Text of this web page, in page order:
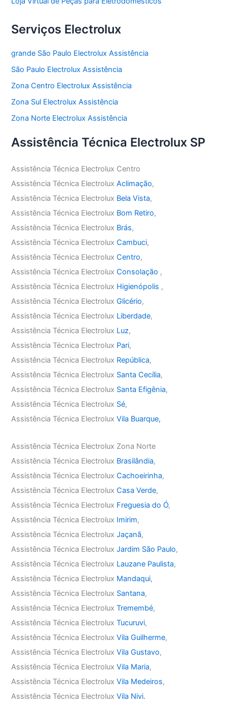
Serviços Electrolux
grande São Paulo Electrolux Assistência
São Paulo Electrolux Assistência
Zona Centro Electrolux Assistência
Zona Sul Electrolux Assistência
Zona Norte Electrolux Assistência
Assistência Técnica Electrolux SP
Assistência Técnica Electrolux Centro
Assistência Técnica ElectroluxAclimação,
Assistência Técnica Electrolux Bela Vista,
Assistência Técnica Electrolux Bom Retiro,
Assistência Técnica Electrolux Brás,
Assistência Técnica ElectroluxCambuci,
Assistência Técnica ElectroluxCentro,
Assistência Técnica ElectroluxConsolação ,
Assistência Técnica Electrolux Higienópolis ,
Assistência Técnica ElectroluxGlicério,
Assistência Técnica Electrolux Liberdade,
Assistência Técnica Electrolux Luz,
Assistência Técnica Electrolux Pari,
Assistência Técnica Electrolux República,
Assistência Técnica Electrolux Santa Cecília,
Assistência Técnica Electrolux Santa Efigênia,
Assistência Técnica Electrolux Sé,
Assistência Técnica ElectroluxVila Buarque,
Assistência Técnica Electrolux Zona Norte
Assistência Técnica Electrolux Brasilândia,
Assistência Técnica ElectroluxCachoeirinha,
Assistência Técnica ElectroluxCasa Verde,
Assistência Técnica Electrolux Freguesia do Ó,
Assistência Técnica Electrolux Imirim,
Assistência Técnica ElectroluxJaçanã,
Assistência Técnica ElectroluxJardim São Paulo,
Assistência Técnica Electrolux Lauzane Paulista,
Assistência Técnica Electrolux Mandaqui,
Assistência Técnica Electrolux Santana,
Assistência Técnica ElectroluxTremembé,
Assistência Técnica ElectroluxTucuruvi,
Assistência Técnica ElectroluxVila Guilherme,
Assistência Técnica ElectroluxVila Gustavo,
Assistência Técnica ElectroluxVila Maria,
Assistência Técnica ElectroluxVila Medeiros,
Assistência Técnica ElectroluxVila Nivi.